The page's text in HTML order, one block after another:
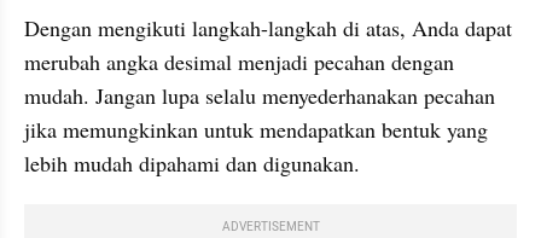
Dengan mengikuti langkah-langkah di atas, Anda dapat
merubah angka desimal menjadi pecahan dengan
mudah. Jangan lupa selalu menyederhanakan pecahan
jika memungkinkan untuk mendapatkan bentuk yang
lebih mudah dipahami dan digunakan.
ADVERTISEMENT